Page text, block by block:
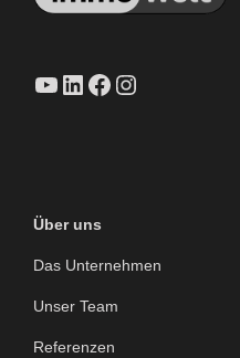
YouTube
LinkedIn
Facebook
Instagram
Über uns
Das Unternehmen
Unser Team
Referenzen